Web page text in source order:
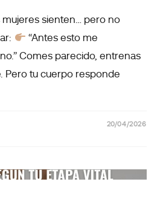
mujeres sienten… pero no
“Antes esto me
Comes parecido, entrenas
Pero tu cuerpo responde
20/04/2026